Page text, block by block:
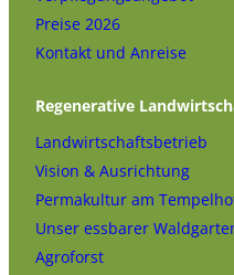
Preise 2026
Kontakt und Anreise
Regenerative
Landwirtschaftsbetrieb
Vision & Ausrichtung
Permakultur am
Unser essbarer
Agroforst